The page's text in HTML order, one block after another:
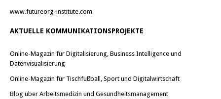
www.futureorg-institute.com
AKTUELLE KOMMUNIKATIONSPROJEKTE
Online-Magazin für Digitalisierung, Business Intelligence und
Datenvisualisierung
Online-Magazin für Tischfußball, Sport und Digitalwirtschaft
Blog über Arbeitsmedizin und Gesundheitsmanagement